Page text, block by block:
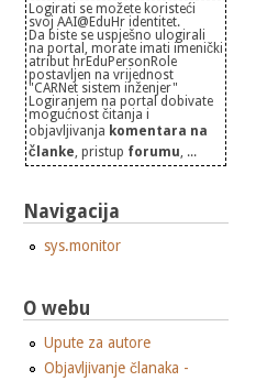
Logirati se možete koristeći
svoj AAI@EduHr identitet.
Da biste se uspješno ulogirali
na portal, morate imati imenički
atribut hrEduPersonRole
postavljen na vrijednost
"CARNet sistem inženjer"
Logiranjem na portal dobivate
mogućnost čitanja i
objavljivanja komentara na
članke, pristup forumu, ...
Navigacija
sys.monitor
O webu
Upute za autore
Objavljivanje članaka -